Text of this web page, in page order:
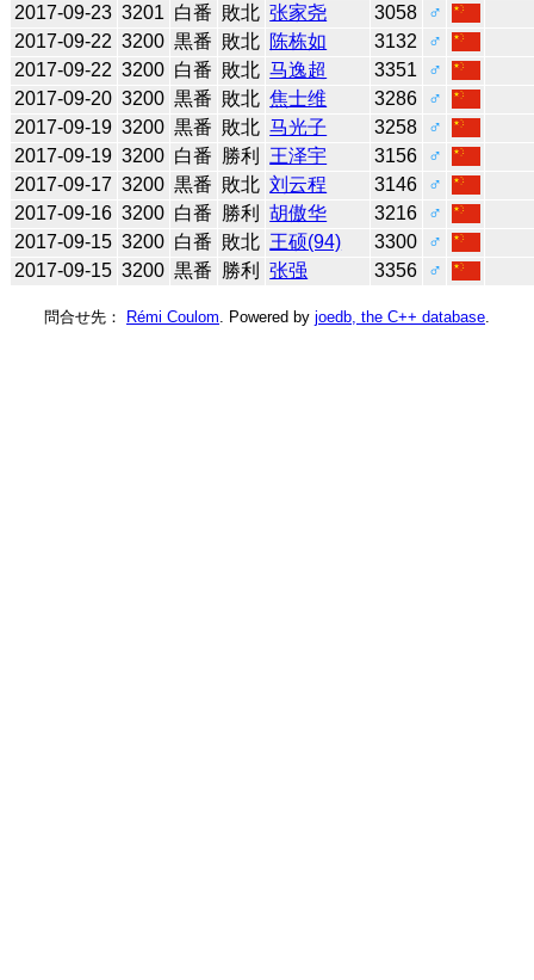
2017-09-23 3201 白番 敗北 张家尧 3058
♂
2017-09-22 3200 黒番 敗北 陈栋如 3132
♂
2017-09-22 3200 白番 敗北 马逸超 3351
♂
2017-09-20 3200 黒番 敗北 焦士维 3286
♂
2017-09-19 3200 黒番 敗北 马光子 3258
♂
2017-09-19 3200 白番 勝利 王泽宇 3156
♂
2017-09-17 3200 黒番 敗北 刘云程 3146
♂
2017-09-16 3200 白番 勝利 胡傲华 3216
♂
2017-09-15 3200 白番 敗北 王硕(94) 3300
♂
2017-09-15 3200 黒番 勝利 张强 3356 ♂
問合せ先： Rémi Coulom . Powered by joedb, the C++ database